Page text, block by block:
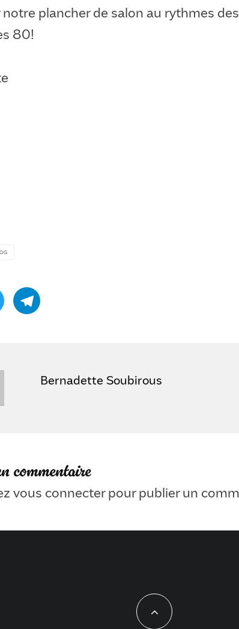
plancher de salon au rythmes
80!
Bernadette Soubirous
commentaire
vous connecterpour publier un